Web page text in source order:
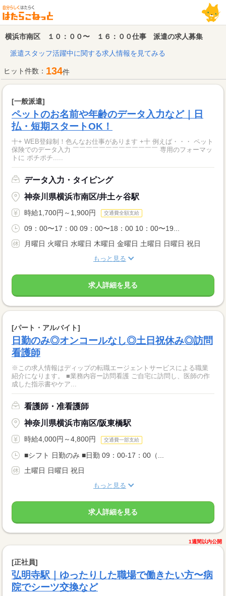
横浜市南区 １０：００〜 １６：００仕事 派遣の求人募集
派遣スタッフ活躍中に関する求人情報を見てみる
ヒット件数： 134件
[一般派遣]
ペットのお名前や年齢のデータ入力など｜日
払・短期スタートOK！
十+ WEB登録制！色んなお仕事があります +十 例えば・・・ ペット
保険でのデータ入力 ￣￣￣￣￣￣￣￣￣￣￣￣￣ 専用のフォーマッ
トに ポチポチ.....
データ入力・タイピング
神奈川県横浜市南区/井土ヶ谷駅
時給1,700円～1,900円 交通費全額支給
09：00〜17：00 09：00〜18：00 10：00〜19...
月曜日 火曜日 水曜日 木曜日 金曜日 土曜日 日曜日 祝日
もっと見る
求人詳細を見る
[パート・アルバイト]
日勤のみ◎オンコールなし◎土日祝休み◎訪問
看護師
※この求人情報はディップの転職エージェントサービスによる職業
紹介になります。 ■業務内容ー訪問看護 ご自宅に訪問し、医師の作
成した指示書やケア...
看護師・准看護師
神奈川県横浜市南区/阪東橋駅
時給4,000円～4,800円 交通費一部支給
■シフト 日勤のみ ■日勤 09：00-17：00（...
土曜日 日曜日 祝日
もっと見る
求人詳細を見る
1週間以内公開
[正社員]
弘明寺駅｜ゆったりした職場で働きたい方〜病
院でシーツ交換など